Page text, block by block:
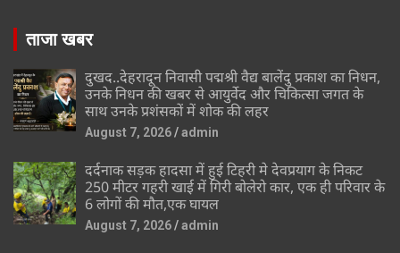
ताजा खबर
दुखद..देहरादून निवासी पद्मश्री वैद्य बालेंदु प्रकाश का निधन,
उनके निधन की खबर से आयुर्वेद और चिकित्सा जगत के
साथ उनके प्रशंसकों में शोक की लहर
August 7, 2026 admin
दर्दनाक सड़क हादसा में हुई टिहरी मे देवप्रयाग के निकट
250 मीटर गहरी खाई में गिरी बोलेरो कार, एक ही परिवार के
6 लोगों की मौत,एक घायल
August 7, 2026 admin